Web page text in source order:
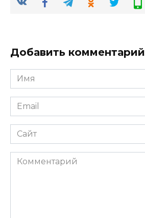
Добавить комментарий
Имя
*
Email
*
Сайт
Комментарий